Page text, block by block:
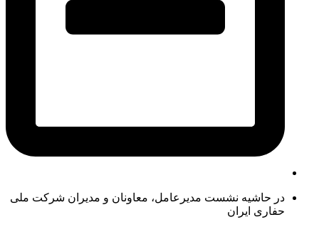
در حاشیه نشست مدیرعامل، معاونان و مدیران شرکت ملی
حفاری ایران